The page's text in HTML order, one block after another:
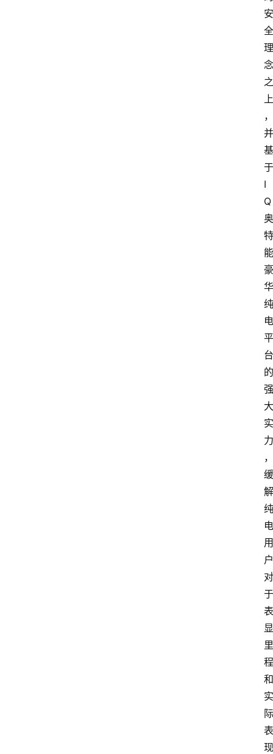
安
全
理
念
之
上
，
并
基
于
I
Q
奥
特
能
豪
华
纯
电
平
台
的
强
大
实
力
，
缓
解
纯
电
用
户
对
于
表
显
里
程
和
实
际
表
现